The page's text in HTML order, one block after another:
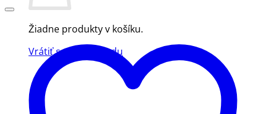
Žiadne produkty v košíku.
Vrátiť sa do obchodu